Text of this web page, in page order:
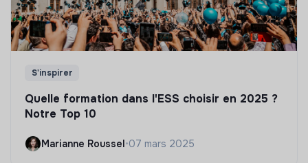
S'inspirer
Quelle formation dans l'ESS choisir en 2025 ?
Notre Top 10
Marianne Roussel•07 mars 2025